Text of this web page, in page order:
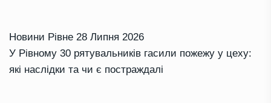
Новини Рівне 28 Липня 2026
У Рівному 30 рятувальників гасили пожежу у цеху:
які наслідки та чи є постраждалі